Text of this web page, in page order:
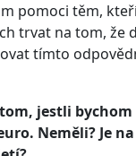
pomoci těm,
trvat na tom, že
tímto
jestli bychom
Neměli? Je